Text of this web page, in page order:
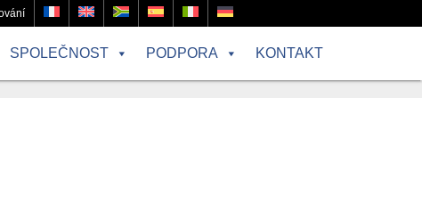
SPOLEČNOST PODPORA KONTAKT